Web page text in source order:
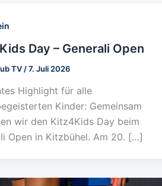
Day – Generali Open
TV /7. Juli 2026
Highlight für alle
Kinder: Gemeinsam
wir den Kitz4Kids Day beim
Open in Kitzbühel. Am 20. […]